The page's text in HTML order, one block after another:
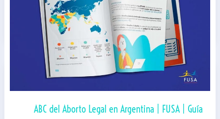
ABC del Aborto Legal en Argentina | FUSA | Guía